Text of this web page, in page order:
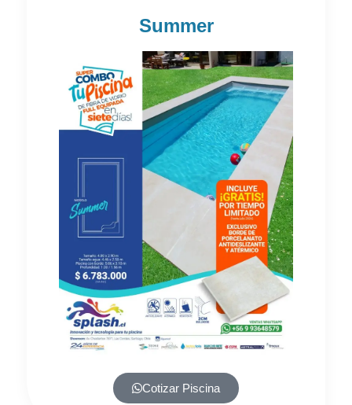
Summer
Cotizar Piscina